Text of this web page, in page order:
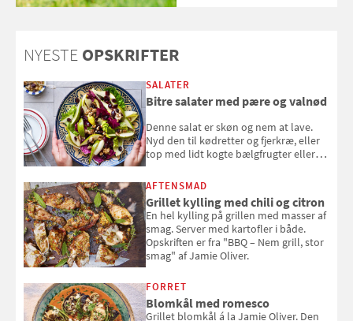
NYESTE OPSKRIFTER
SALATER
Bitre salater med pære og valnød
Denne salat er skøn og nem at lave.
Nyd den til kødretter og fjerkræ, eller
top med lidt kogte bælgfrugter eller
selvstændigt måltid. Opskriften er fra
Louisa Lorangs kogebog "Salat".
AFTENSMAD
Grillet kylling med chili og citron
En hel kylling på grillen med masser af
smag. Server med kartofler i både.
Opskriften er fra "BBQ – Nem grill, stor
smag" af Jamie Oliver.
FORRET
Blomkål med romesco
Grillet blomkål á la Jamie Oliver. Den